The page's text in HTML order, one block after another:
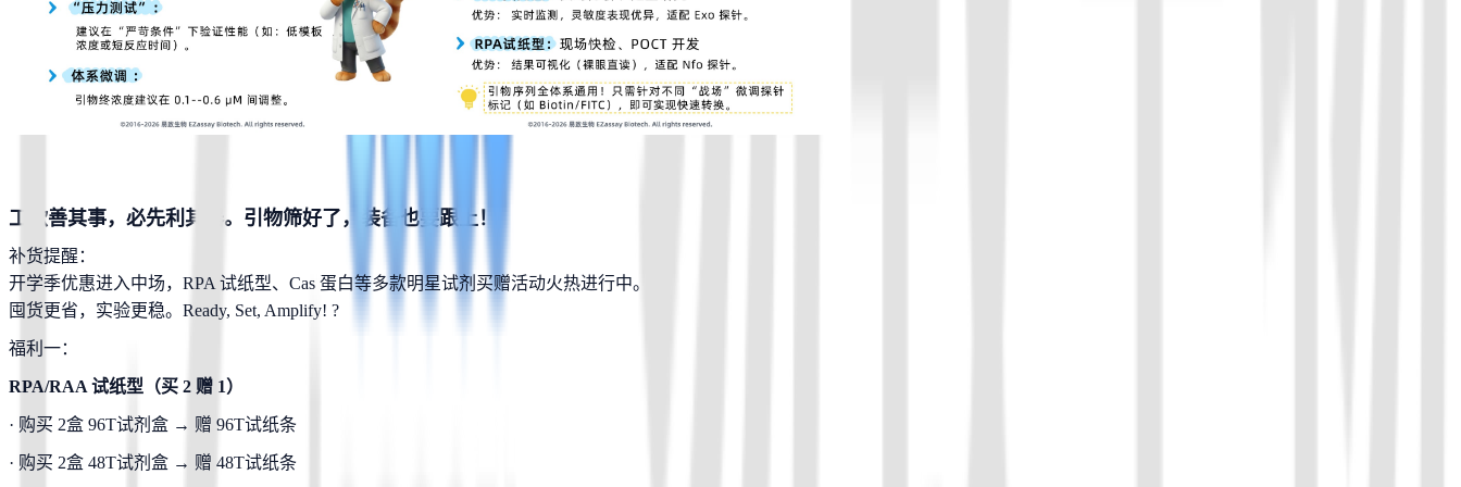
工欲善其事，必先利其器。引物筛好了，装备也要跟上！
补货提醒：
开学季优惠进入中场，RPA 试纸型、Cas 蛋白等多款明星试剂买赠活动火热进行中。
囤货更省，实验更稳。Ready, Set, Amplify! ?
福利一：
RPA/RAA 试纸型（买 2 赠 1）
· 购买 2盒 96T试剂盒 → 赠 96T试纸条
· 购买 2盒 48T试剂盒 → 赠 48T试纸条